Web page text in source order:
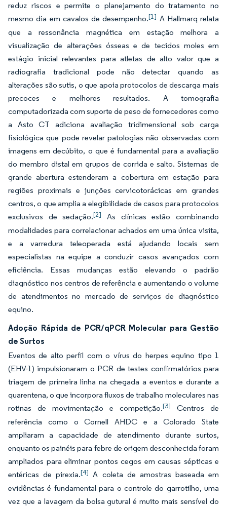
reduz riscos e permite o planejamento do tratamento no
mesmo dia em cavalos de desempenho.[1] A Hallmarq relata
que a ressonância magnética em estação melhora a
visualização de alterações ósseas e de tecidos moles em
estágio inicial relevantes para atletas de alto valor que a
radiografia tradicional pode não detectar quando as
alterações são sutis, o que apoia protocolos de descarga mais
precoces e melhores resultados. A tomografia
computadorizada com suporte de peso de fornecedores como
a Asto CT adiciona avaliação tridimensional sob carga
fisiológica que pode revelar patologias não observadas com
imagens em decúbito, o que é fundamental para a avaliação
do membro distal em grupos de corrida e salto. Sistemas de
grande abertura estenderam a cobertura em estação para
regiões proximais e junções cervicotorácicas em grandes
centros, o que amplia a elegibilidade de casos para protocolos
exclusivos de sedação.[2]
As clínicas estão combinando
modalidades para correlacionar achados em uma única visita,
e a varredura teleoperada está ajudando locais sem
especialistas na equipe a conduzir casos avançados com
eficiência. Essas mudanças estão elevando o padrão
diagnóstico nos centros de referência e aumentando o volume
de atendimentos no mercado de serviços de diagnóstico
equino.
Adoção Rápida de PCR/qPCR Molecular para Gestão
de Surtos
Eventos de alto perfil com o vírus do herpes equino tipo 1
(EHV-1) impulsionaram o PCR de testes confirmatórios para
triagem de primeira linha na chegada a eventos e durante a
quarentena, o que incorpora fluxos de trabalho moleculares nas
rotinas de movimentação e competição.[3]
Centros de
referência como o Cornell AHDC e a Colorado State
ampliaram a capacidade de atendimento durante surtos,
enquanto os painéis para febre de origem desconhecida foram
ampliados para eliminar pontos cegos em causas sépticas e
entéricas de pirexia.[4] A coleta de amostras baseada em
evidências é fundamental para o controle do garrotilho, uma
vez que a lavagem da bolsa gutural é muito mais sensível do